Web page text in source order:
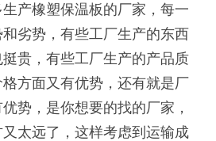
产橡塑保温板的厂家，每一
劣势，有些工厂生产的东西
贵，有些工厂生产的产品质
方面又有优势，还有就是厂
势，是你想要的找的厂家，
太远了，这样考虑到运输成